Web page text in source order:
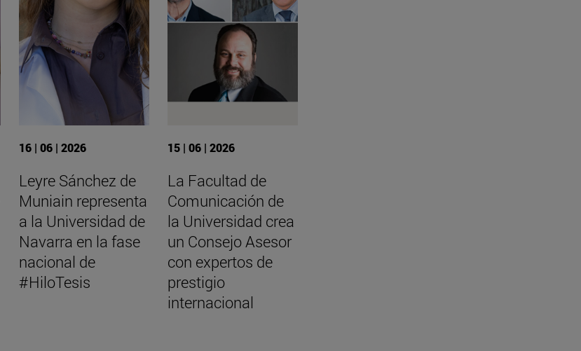
16 | 06 | 2026
Leyre Sánchez de
Muniain representa
a la Universidad de
Navarra en la fase
nacional de
#HiloTesis
15 | 06 | 2026
La Facultad de
Comunicación de
la Universidad crea
un Consejo Asesor
con expertos de
prestigio
internacional